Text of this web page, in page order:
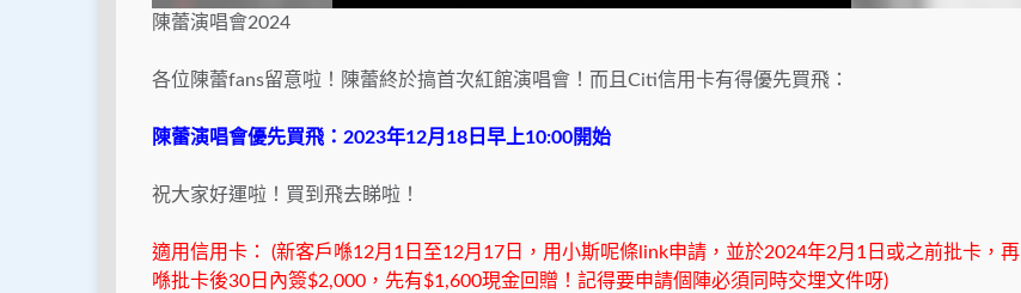
陳蕾演唱會2024
各位陳蕾fans留意啦！陳蕾終於搞首次紅館演唱會！而且Citi信用卡有得優先買飛：
陳蕾演唱會優先買飛：2023年12月18日早上10:00開始
祝大家好運啦！買到飛去睇啦！
適用信用卡： (新客戶喺12月1日至12月17日，用小斯呢條link申請，並於2024年2月1日或之前批卡，再
喺批卡後30日內簽$2,000，先有$1,600現金回贈！記得要申請個陣必須同時交埋文件呀)